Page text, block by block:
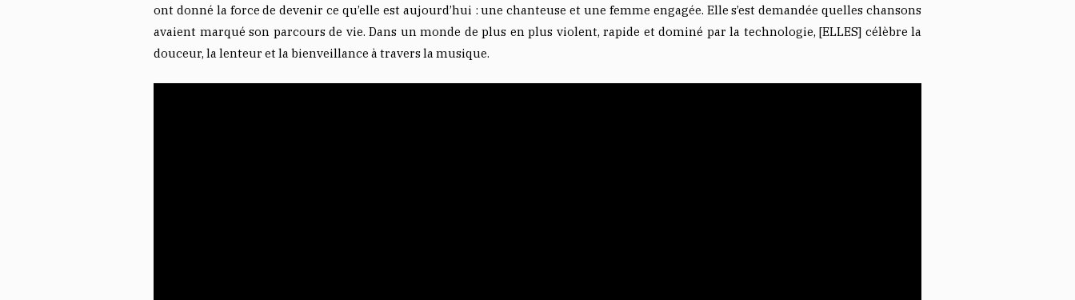
K
P
ont donné la force de devenir ce qu’elle est aujourd’hui : une chanteuse et une femme engagée. Elle s’est demandée quelles chansons
avaient marqué son parcours de vie. Dans un monde de plus en plus violent, rapide et dominé par la technologie, [ELLES] célèbre la
douceur, la lenteur et la bienveillance à travers la musique.